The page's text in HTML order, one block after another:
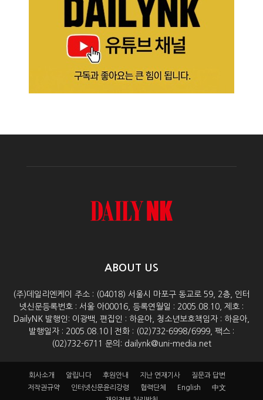
ABOUT US
(주)데일리엔케이 주소 : (04018) 서울시 마포구 동교로 59, 2층, 인터
넷신문등록번호 : 서울 아00016, 등록연월일 : 2005.08.10, 제호 :
DailyNK 발행인: 이광백, 편집인 : 하윤아, 청소년보호책임자 : 하윤아,
발행일자 : 2005.08.10 | 전화 : (02)732-6998/6999, 팩스 :
(02)732-6711 문의: dailynk@uni-media.net
회사소개 알립니다 후원안내 지난 연재기사
질문과 답변
저작권규약
인터넷신문윤리강령 협력단체 English
中文